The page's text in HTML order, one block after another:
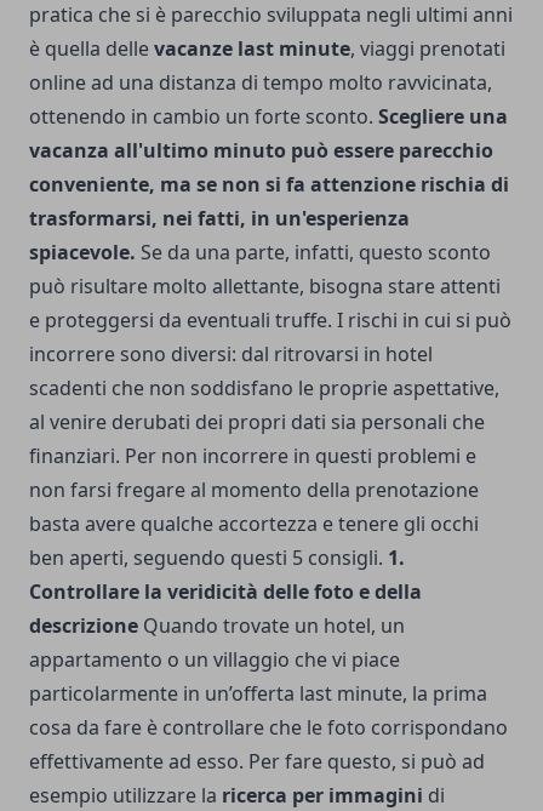
pratica che si è parecchio sviluppata negli ultimi anni
è quella dellevacanze last minute, viaggi prenotati
online ad una distanza di tempo molto ravvicinata,
ottenendo in cambio un forte sconto. Scegliere una
vacanza all'ultimo minuto può essere parecchio
conveniente, ma se non si fa attenzione rischia di
trasformarsi, nei fatti, in un'esperienza
spiacevole. Se da una parte, infatti, questo sconto
può risultare molto allettante, bisogna stare attenti
e proteggersi da eventuali truffe. I rischi in cui si può
incorrere sono diversi: dal ritrovarsi in hotel
scadenti che non soddisfano le proprie aspettative,
al venire derubati dei propri dati sia personali che
finanziari. Per non incorrere in questi problemi e
non farsi fregare al momento della prenotazione
basta avere qualche accortezza e tenere gli occhi
ben aperti, seguendo questi 5 consigli. 1.
Controllare la veridicità delle foto e della
descrizione Quando trovate un hotel, un
appartamento o un villaggio che vi piace
particolarmente in un’offerta last minute, la prima
cosa da fare è controllare che le foto corrispondano
effettivamente ad esso. Per fare questo, si può ad
esempio utilizzare la ricerca per immagini di